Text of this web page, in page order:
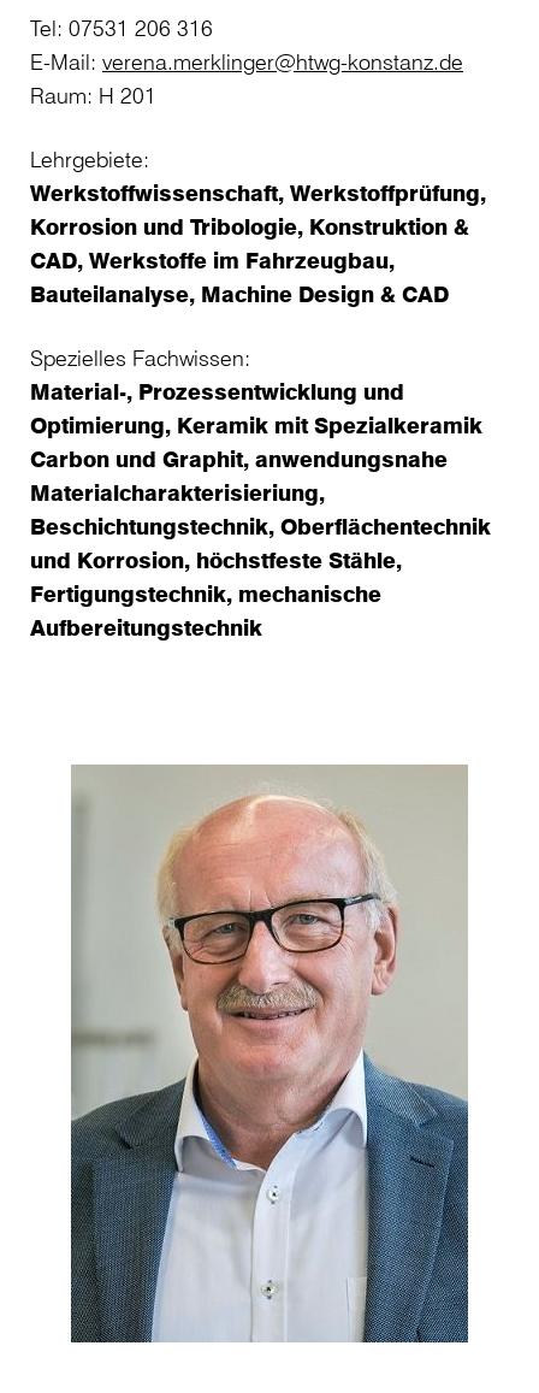
Tel: 07531 206 316
E-Mail: verena.merklinger@htwg-konstanz.de
Raum: H 201
Lehrgebiete:
Werkstoffwissenschaft, Werkstoffprüfung,
Korrosion und Tribologie, Konstruktion &
CAD, Werkstoffe im Fahrzeugbau,
Bauteilanalyse, Machine Design & CAD
Spezielles Fachwissen:
Material-, Prozessentwicklung und
Optimierung, Keramik mit Spezialkeramik
Carbon und Graphit, anwendungsnahe
Materialcharakterisieriung,
Beschichtungstechnik, Oberflächentechnik
und Korrosion, höchstfeste Stähle,
Fertigungstechnik, mechanische
Aufbereitungstechnik